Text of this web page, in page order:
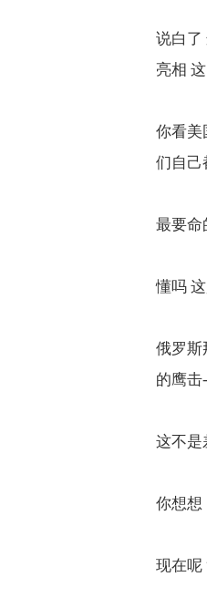
说白了
亮相
你看美
们自己
最要命
懂吗
俄罗斯
的鹰击
这不是
你想想
现在呢